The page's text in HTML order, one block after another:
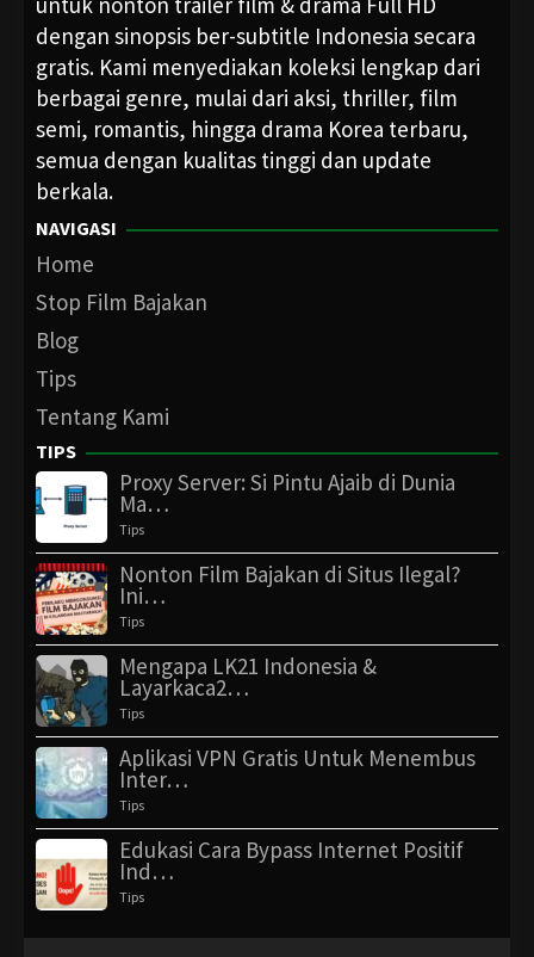
dengan sinopsis ber-subtitle Indonesia secara
gratis. Kami menyediakan koleksi lengkap dari
berbagai genre, mulai dari aksi, thriller, film
semi, romantis, hingga drama Korea terbaru,
semua dengan kualitas tinggi dan update
berkala.
NAVIGASI
Home
Stop Film Bajakan
Blog
Tips
Tentang Kami
TIPS
Proxy Server: Si Pintu Ajaib di Dunia
Ma…
Tips
Nonton Film Bajakan di Situs Ilegal?
Ini…
Tips
Mengapa LK21 Indonesia &
Layarkaca2…
Tips
Aplikasi VPN Gratis Untuk Menembus
Inter…
Tips
Edukasi Cara Bypass Internet Positif
Ind…
Tips